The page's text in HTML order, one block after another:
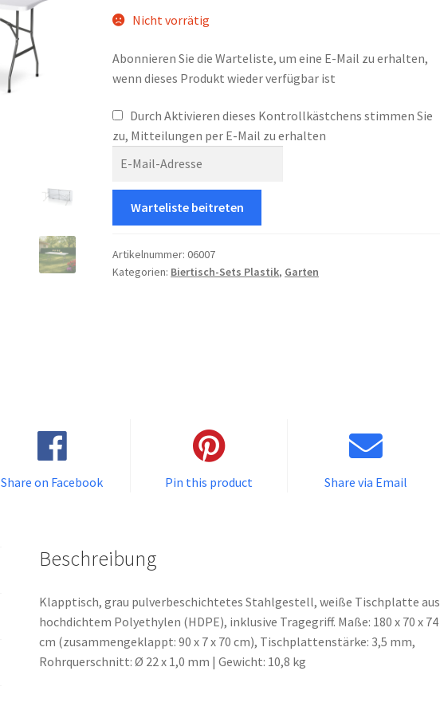
Nicht vorrätig
Abonnieren Sie die Warteliste, um eine E-Mail zu erhalten,
wenn dieses Produkt wieder verfügbar ist
Durch Aktivieren dieses Kontrollkästchens stimmen Sie
zu, Mitteilungen per E-Mail zu erhalten
t
y
o
s
Warteliste beitreten
Artikelnummer:06007
Kategorien: Biertisch-Sets Plastik, Garten
Share on Facebook Pin this product Share via Email
Beschreibung
Klapptisch, grau pulverbeschichtetes Stahlgestell, weiße Tischplatte aus
hochdichtem Polyethylen (HDPE), inklusive Tragegriff. Maße: 180 x 70 x 74
cm (zusammengeklappt: 90 x 7 x 70 cm), Tischplattenstärke: 3,5 mm,
Rohrquerschnitt: Ø 22 x 1,0 mm | Gewicht: 10,8 kg